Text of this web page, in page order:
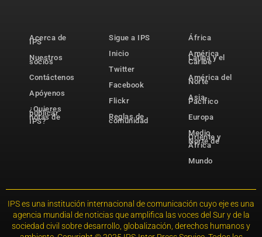
Acerca de
IPS
Nuestros
socios
Contáctenos
Apóyenos
¿Quieres
publicar
notas de
IPS?
Sigue a IPS
Inicio
Twitter
Facebook
Flickr
Reglas de
comunidad
África
América
Latina y el
Caribe
América del
Norte
Asia-
Pacífico
Europa
Medio
Oriente y
Norte de
África
Mundo
IPS es una institución internacional de comunicación cuyo eje es una
agencia mundial de noticias que amplifica las voces del Sur y de la
sociedad civil sobre desarrollo, globalización, derechos humanos y